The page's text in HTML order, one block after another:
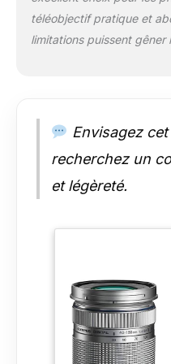
téléobjectif pratique et
limitations puissent gêner
Envisagez
recherchez un
et légèreté.